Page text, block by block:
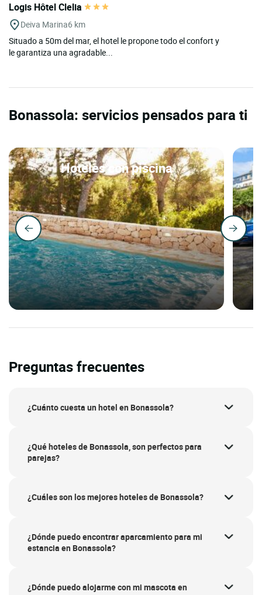
Logis Hôtel Clelia
Deiva Marina6 km
Situado a 50m del mar, el hotel le propone todo el confort y
le garantiza una agradable...
Bonassola: servicios pensados para ti
Hoteles con piscina
Preguntas frecuentes
¿Cuánto cuesta un hotel en Bonassola?
¿Qué hoteles de Bonassola, son perfectos para
parejas?
¿Cuáles son los mejores hoteles de Bonassola?
¿Dónde puedo encontrar aparcamiento para mi
estancia en Bonassola?
¿Dónde puedo alojarme con mi mascota en